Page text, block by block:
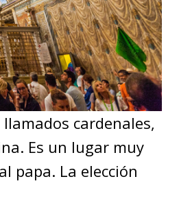
cardenales,
Es un lugar muy
papa. La elección